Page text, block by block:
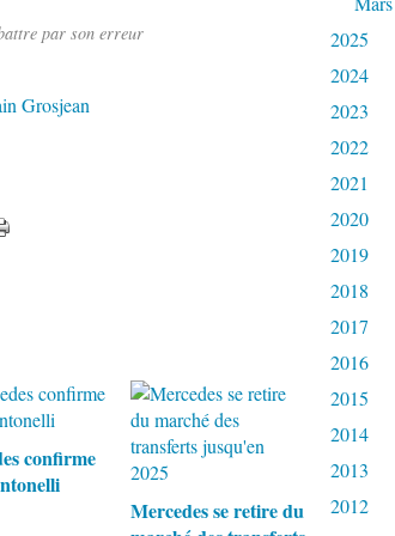
par son erreur
Grosjean
confirme
Mercedes se retire du
2025
2024
2023
2022
2021
2020
2019
2018
2017
2016
2015
2014
2013
2012